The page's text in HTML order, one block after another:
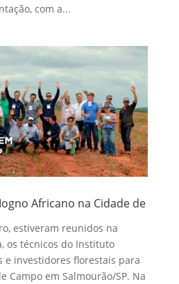
com a...
Africano na Cidade de
estiveram reunidos na
os técnicos do Instituto
e investidores florestais para
Campo em Salmourão/SP. Na